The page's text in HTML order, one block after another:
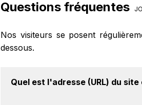
Questions fréquentes
Nos visiteurs se posent
dessous.
Quel est l'adresse (URL) du site